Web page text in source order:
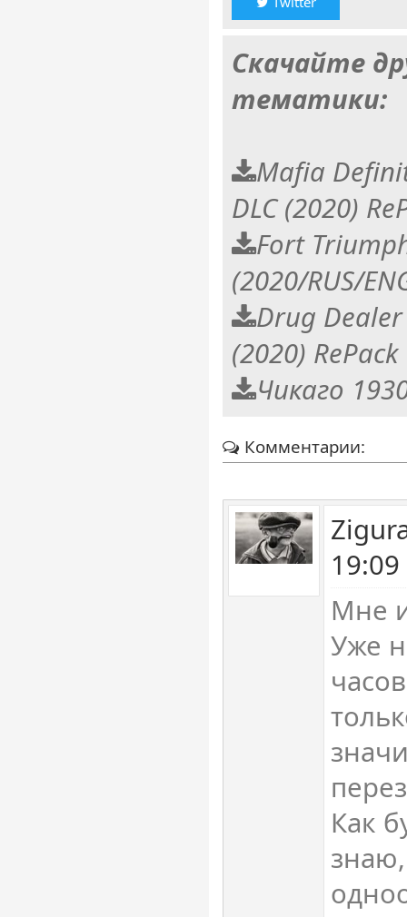
Скачайте
тематики:
Mafia
DLC (2020)
Fort
(2020/RUS/
Drug
(2020)
Чикаго
Комментарии:
Мне
Уже
Как